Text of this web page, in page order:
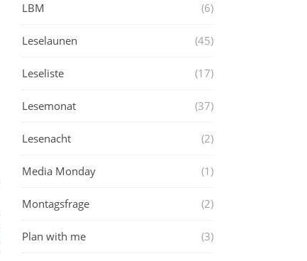
LBM (6)
Leselaunen (45)
Leseliste (17)
Lesemonat (37)
Lesenacht (2)
Media Monday (1)
Montagsfrage (2)
Plan with me (3)